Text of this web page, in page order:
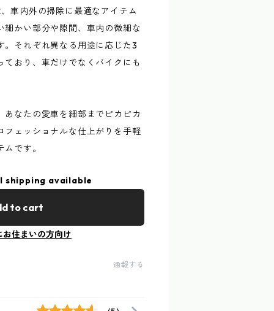
車内外の掃除に最適なアイテム
かい部分や隙間、車内の微細な
。それぞれ異なる用途に応じた3
おり、車だけでなくバイクにも
なたの愛車を細部までピカピカ
フェッショナルな仕上がりを手軽
です。
shipping available
to cart
お住まいの方向け
通報する